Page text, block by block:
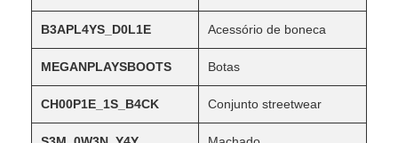
B3APL4YS_D0L1E Acessório de boneca
MEGANPLAYSBOOTS Botas
CH00P1E_1S_B4CK Conjunto streetwear